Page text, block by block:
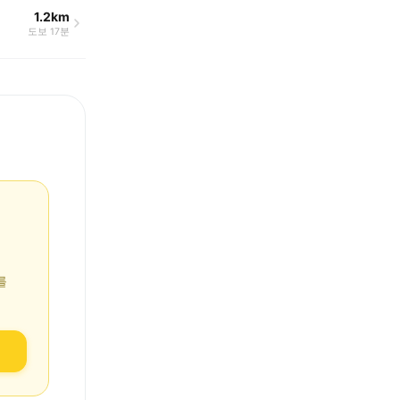
1.2km
도보 17분